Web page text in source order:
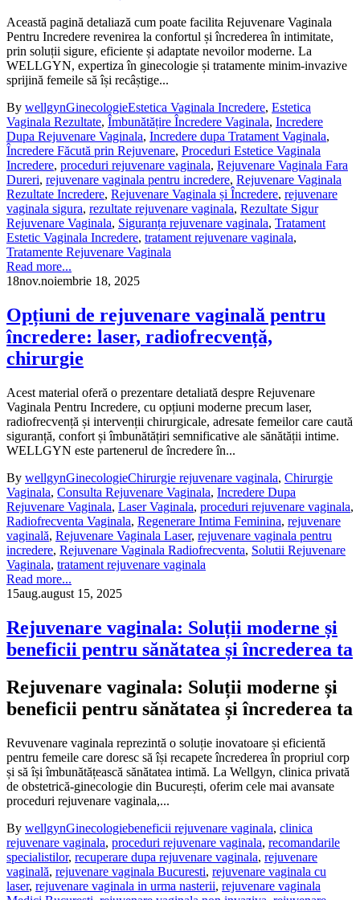
Această pagină detaliază cum poate facilita Rejuvenare Vaginala
Pentru Incredere revenirea la confortul și încrederea în intimitate,
prin soluții sigure, eficiente și adaptate nevoilor moderne. La
WELLGYN, expertiza în ginecologie și tratamente minim-invazive
sprijină femeile să își recâștige...
By wellgynGinecologieEstetica Vaginala Incredere, Estetica
Vaginala Rezultate, Îmbunătățire Încredere Vaginala, Incredere
Dupa Rejuvenare Vaginala, Incredere dupa Tratament Vaginala,
Încredere Făcută prin Rejuvenare, Proceduri Estetice Vaginala
Incredere, proceduri rejuvenare vaginala, Rejuvenare Vaginala Fara
Dureri, rejuvenare vaginala pentru incredere, Rejuvenare Vaginala
Rezultate Incredere, Rejuvenare Vaginala și Încredere, rejuvenare
vaginala sigura, rezultate rejuvenare vaginala, Rezultate Sigur
Rejuvenare Vaginala, Siguranța rejuvenare vaginala, Tratament
Estetic Vaginala Incredere, tratament rejuvenare vaginala,
Tratamente Rejuvenare Vaginala
Read more...
18nov.noiembrie 18, 2025
Opțiuni de rejuvenare vaginală pentru
încredere: laser, radiofrecvență,
chirurgie
Acest material oferă o prezentare detaliată despre Rejuvenare
Vaginala Pentru Incredere, cu opțiuni moderne precum laser,
radiofrecvență și intervenții chirurgicale, adresate femeilor care caută
siguranță, confort și îmbunătățiri semnificative ale sănătății intime.
WELLGYN este partenerul de încredere în...
By wellgynGinecologieChirurgie rejuvenare vaginala, Chirurgie
Vaginala, Consulta Rejuvenare Vaginala, Incredere Dupa
Rejuvenare Vaginala, Laser Vaginala, proceduri rejuvenare vaginala,
Radiofrecventa Vaginala, Regenerare Intima Feminina, rejuvenare
vaginală, Rejuvenare Vaginala Laser, rejuvenare vaginala pentru
incredere, Rejuvenare Vaginala Radiofrecventa, Solutii Rejuvenare
Vaginala, tratament rejuvenare vaginala
Read more...
15aug.august 15, 2025
Rejuvenare vaginala: Soluții moderne și
beneficii pentru sănătatea și încrederea ta
Rejuvenare vaginala: Soluții moderne și
beneficii pentru sănătatea și încrederea ta
Revuvenare vaginala reprezintă o soluție inovatoare și eficientă
pentru femeile care doresc să își recapete încrederea în propriul corp
și să își îmbunătățească sănătatea intimă. La Wellgyn, clinica privată
de obstetrică-ginecologie din București, oferim cele mai avansate
proceduri rejuvenare vaginala,...
By wellgynGinecologiebeneficii rejuvenare vaginala, clinica
rejuvenare vaginala, proceduri rejuvenare vaginala, recomandarile
specialistilor, recuperare dupa rejuvenare vaginala, rejuvenare
vaginală, rejuvenare vaginala Bucuresti, rejuvenare vaginala cu
laser, rejuvenare vaginala in urma nasterii, rejuvenare vaginala